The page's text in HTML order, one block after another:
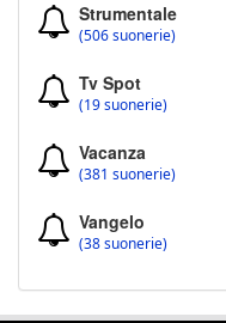
Strumentale
(506 suonerie)
Tv Spot
(19 suonerie)
Vacanza
(381 suonerie)
Vangelo
(38 suonerie)